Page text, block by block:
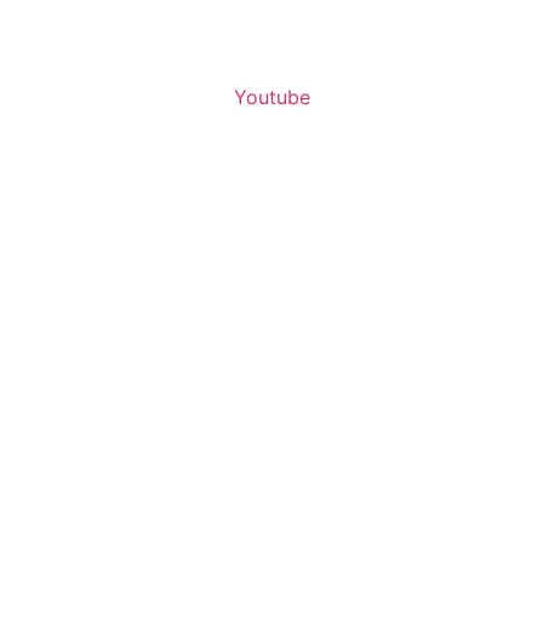
Youtube